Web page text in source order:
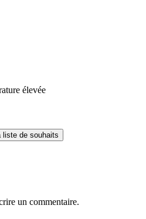
élevée
un commentaire.